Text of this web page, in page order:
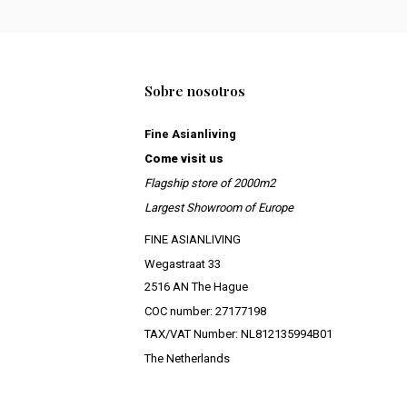
Sobre nosotros
Fine Asianliving
Come visit us
Flagship store of 2000m2
Largest Showroom of Europe
FINE ASIANLIVING
Wegastraat 33
2516 AN The Hague
COC number: 27177198
TAX/VAT Number: NL812135994B01
The Netherlands